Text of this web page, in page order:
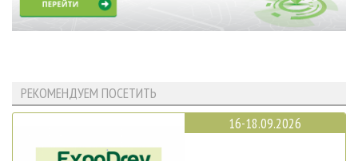
РЕКОМЕНДУЕМ ПОСЕТИТЬ
16-18.09.2026